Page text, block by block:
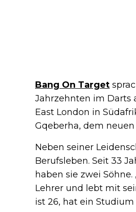
Bang On Target
Jahrzehnten im Darts
East London in
Gqeberha, dem
Neben seiner
Berufsleben. Seit 33
haben sie zwei
Lehrer und lebt mit
ist 26, hat ein